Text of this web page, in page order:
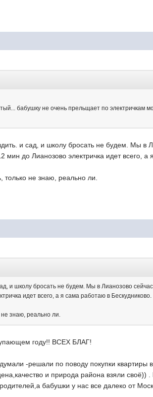
бабушку не очень прельщает по электричкам
и сад, и школу бросать не будем. Мы в
мин до Лианозово электричка идет всего,
только не знаю, реально ли.
и школу бросать не будем. Мы в Лианозово
идет всего, а я сама работаю в
не знаю, реально ли.
году!! ВСЕХ БЛАГ!
-решали по поводу покупки квартиры
и природа района взяли своё))
бабушки у нас все далеко от